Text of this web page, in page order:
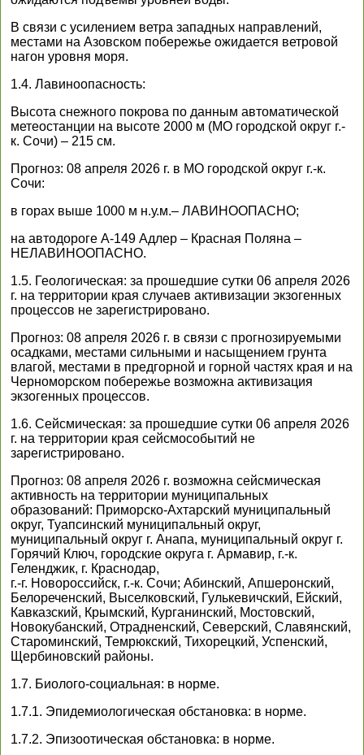
В связи с усилением ветра западных направлений,
местами на Азовском побережье ожидается ветровой
нагон уровня моря.
1.4. Лавиноопасность:
Высота снежного покрова по данным автоматической
метеостанции на высоте 2000 м (МО городской округ г.-
к. Сочи) – 215 см.
Прогноз: 08 апреля 2026 г. в МО городской округ г.-к.
Сочи:
в горах выше 1000 м н.у.м.– ЛАВИНООПАСНО;
на автодороге А-149 Адлер – Красная Поляна –
НЕЛАВИНООПАСНО.
1.5. Геологическая: за прошедшие сутки 06 апреля 2026
г. на территории края случаев активизации экзогенных
процессов не зарегистрировано.
Прогноз: 08 апреля 2026 г. в связи с прогнозируемыми
осадками, местами сильными и насыщением грунта
влагой, местами в предгорной и горной частях края и на
Черноморском побережье возможна активизация
экзогенных процессов.
1.6. Сейсмическая: за прошедшие сутки 06 апреля 2026
г. на территории края сейсмособытий не
зарегистрировано.
Прогноз: 08 апреля 2026 г. возможна сейсмическая
активность на территории муниципальных
образований: Приморско-Ахтарский муниципальный
округ, Туапсинский муниципальный округ,
муниципальный округ г. Анапа, муниципальный округ г.
Горячий Ключ, городские округа г. Армавир, г.-к.
Геленджик, г. Краснодар,
г.-г. Новороссийск, г.-к. Сочи; Абинский, Апшеронский,
Белореченский, Выселковский, Гулькевичский, Ейский,
Кавказский, Крымский, Курганинский, Мостовский,
Новокубанский, Отрадненский, Северский, Славянский,
Староминский, Темрюкский, Тихорецкий, Успенский,
Щербиновский районы.
1.7. Биолого-социальная: в норме.
1.7.1. Эпидемиологическая обстановка: в норме.
1.7.2. Эпизоотическая обстановка: в норме.